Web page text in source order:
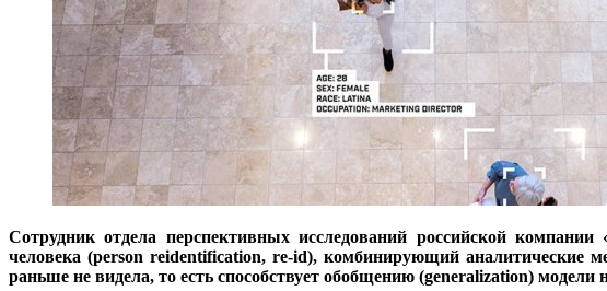
Сотрудник отдела перспективных исследований российской
человека (person reidentification, re-id), комбинирующий аналитические
раньше не видела, то есть способствует обобщению (generalization)